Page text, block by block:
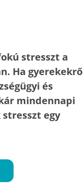
stresszt a
Ha
és
mindennapi
egy